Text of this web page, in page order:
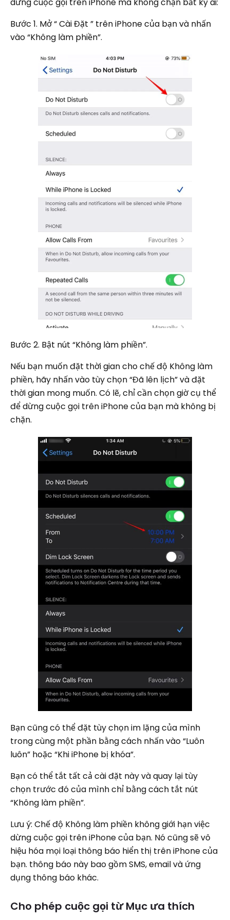
Bước 1. Mở “ Cài Đặt ” trên iPhone của bạn và nhấn
vào “Không làm phiền”.
Bước 2. Bật nút “Không làm phiền”.
Nếu bạn muốn đặt thời gian cho chế độ Không làm
phiền, hãy nhấn vào tùy chọn “Đã lên lịch” và đặt
thời gian mong muốn. Có lẽ, chỉ cần chọn giờ cụ thể
để dừng cuộc gọi trên iPhone của bạn mà không bị
chặn.
Bạn cũng có thể đặt tùy chọn im lặng của mình
trong cùng một phần bằng cách nhấn vào “Luôn
luôn” hoặc “Khi iPhone bị khóa”.
Bạn có thể tắt tất cả cài đặt này và quay lại tùy
chọn trước đó của mình chỉ bằng cách tắt nút
“Không làm phiền”.
Lưu ý: Chế độ Không làm phiền không giới hạn việc
dừng cuộc gọi trên iPhone của bạn. Nó cũng sẽ vô
hiệu hóa mọi loại thông báo hiển thị trên iPhone của
bạn. thông báo này bao gồm SMS, email và ứng
dụng thông báo khác.
Cho phép cuộc gọi từ Mục ưa thích